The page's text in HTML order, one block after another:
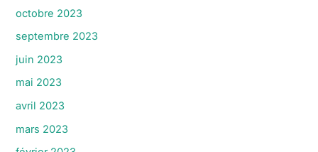
octobre 2023
septembre 2023
juin 2023
mai 2023
avril 2023
mars 2023